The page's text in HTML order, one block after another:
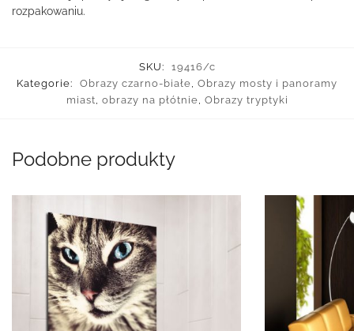
rozpakowaniu.
SKU:
19416/c
Kategorie:
Obrazy czarno-białe, Obrazy mosty i panoramy
miast, obrazy na płótnie, Obrazy tryptyki
Podobne produkty